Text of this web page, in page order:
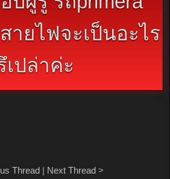
ยไฟจะเป็นอะไร
เปล่าค่ะ
Thread| Next Thread>